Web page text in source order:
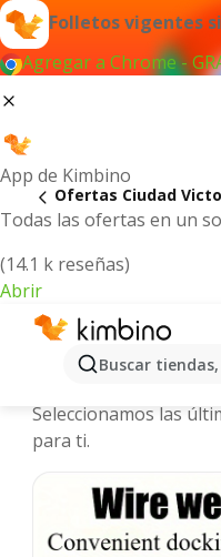
Folletos vigentes
Agregar a Chrome -
App de Kimbino
Todas las ofertas en un
(14.1 k reseñas)
Abrir
Buscar
Ofertas Ciudad
Ciudad
Seleccionamos las
para ti.